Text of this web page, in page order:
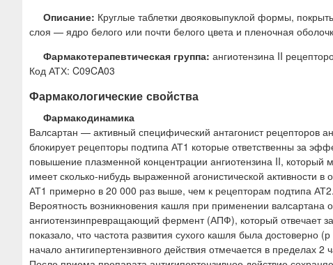
Описание: Круглые таблетки двояковыпуклой формы,
слоя — ядро белого или почти белого цвета и пленочная
Фармакотерапевтическая группа: ангиотензина II
Код АТХ: C09CA03
Фармакологические свойства
Фармакодинамика
Валсартан — активный специфический антагонист рецепторов
блокирует рецепторы подтипа АТ1 которые ответственны за
повышение плазменной концентрации ангиотензина II,
имеет сколько-нибудь выраженной агонистической активности
АТ1 примерно в 20 000 раз выше, чем к рецепторам подтипа АТ2.
Вероятность возникновения кашля при применении валсартана
ангиотензинпревращающий фермент (АПФ), который отвечает
показало, что частота развития сухого кашля была
начало антигипертензивного действия отмечается в пределах